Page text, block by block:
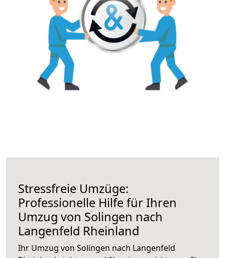
Stressfreie Umzüge:
Professionelle Hilfe für Ihren
Umzug von Solingen nach
Langenfeld Rheinland
Ihr Umzug von Solingen nach Langenfeld